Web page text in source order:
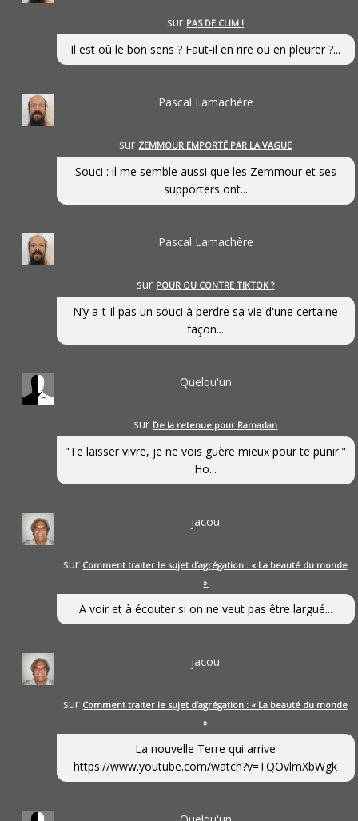
sur PAS DE CLIM !
Il est où le bon sens ? Faut-il en rire ou en pleurer ?...
Pascal Lamachère
sur ZEMMOUR EMPORTÉ PAR LA VAGUE
Souci : il me semble aussi que les Zemmour et ses
supporters ont...
Pascal Lamachère
sur POUR OU CONTRE TIKTOK ?
N’y a-t-il pas un souci à perdre sa vie d'une certaine
façon...
Quelqu'un
sur De la retenue pour Ramadan
"Te laisser vivre, je ne vois guère mieux pour te punir."
Ho...
jacou
sur Comment traiter le sujet d’agrégation : « La beauté du monde
»
A voir et à écouter si on ne veut pas être largué...
jacou
sur Comment traiter le sujet d’agrégation : « La beauté du monde
»
La nouvelle Terre qui arrive
https://www.youtube.com/watch?v=TQOvlmXbWgk